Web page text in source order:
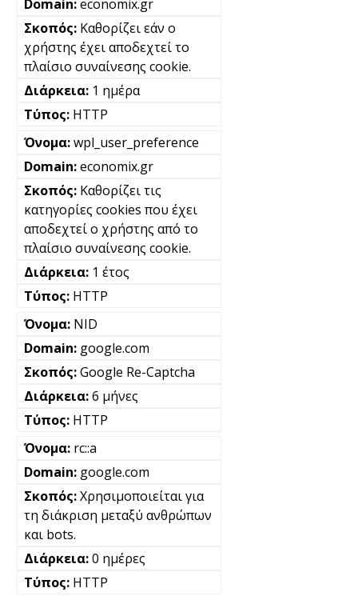
economix.gr
Καθορίζει εάν ο
χρήστης έχει αποδεχτεί το
πλαίσιο συναίνεσης cookie.
1 ημέρα
HTTP
wpl_user_preference
economix.gr
Καθορίζει τις
κατηγορίες cookies που έχει
αποδεχτεί ο χρήστης από το
πλαίσιο συναίνεσης cookie.
1 έτος
HTTP
NID
google.com
Google Re-Captcha
6 μήνες
HTTP
rc::a
google.com
Χρησιμοποιείται για
τη διάκριση μεταξύ ανθρώπων
και bots.
0 ημέρες
HTTP